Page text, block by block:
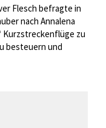
Flesch befragte in
nach Annalena
Kurzstreckenflüge zu
besteuern und